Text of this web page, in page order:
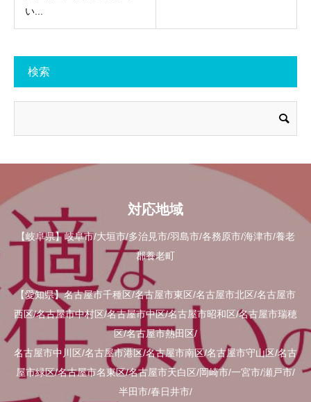
い...
検索
対応地域
【岐阜県】岐阜市/大垣市/多治見市/羽島市/各務原市/海津市/養老
郡養老町
【愛知県】名古屋市千種区/名古屋市東区/名古屋市北区/名古屋市
西区/名古屋市中村区/名古屋市中区/名古屋市昭和区/名古屋市瑞穂
区/名古屋市熱田区/
名古屋市中川区/名古屋市港区/名古屋市南区/名古屋市守山区/名古
屋市緑区/名古屋市名東区/名古屋市天白区/岡崎市/一宮市/瀬戸市/
半田市/春日井市/